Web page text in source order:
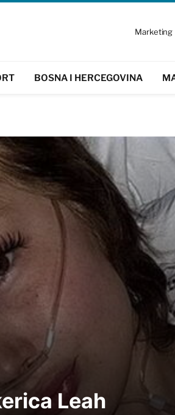
Marketing
BOSNA I HERCEGOVINA
Leah